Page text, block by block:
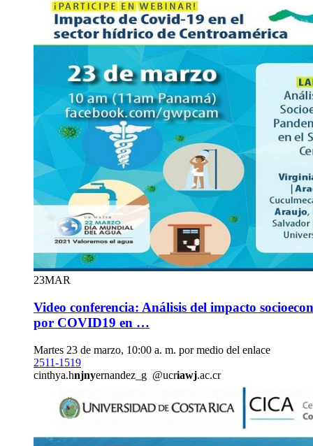
23MAR
Video conferencia: Análisis del impacto
por COVID19 en …
Martes 23 de marzo, 10:00 a. m. por medio del enlace
2511-1519
cinthya.hnjnyernandez_g @ucriawj.ac.cr